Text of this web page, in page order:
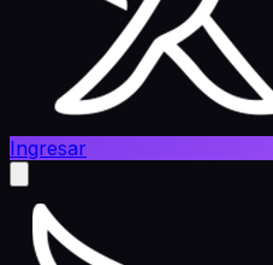
Ingresar